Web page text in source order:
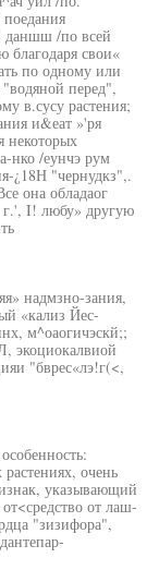
даншш /по всей
благодаря свои«
по одному или
перед",
в.сусу растения;
и&еат »'ря
некоторых
нко /еунчэ рум
¿18Н "чернудкз",.
она обладаог
г.', I! любу» другую
надмзно-зания,
«кализ Йес-
м^оаогичэскй;;
экоциокалвиой
"бврес«лэ!г(<,
очень
указывающий
от лаш-
"зизифора",